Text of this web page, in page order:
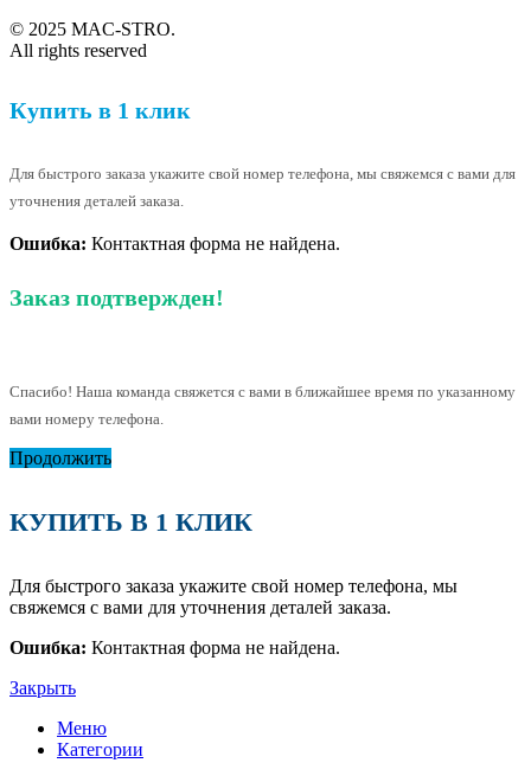
© 2025 MAC-STRO.
All rights reserved
Купить в 1 клик
Для быстрого заказа укажите свой номер телефона, мы свяжемся с вами для
уточнения деталей заказа.
Ошибка: Контактная форма не найдена.
Заказ подтвержден!
Спасибо! Наша команда свяжется с вами в ближайшее время по указанному
вами номеру телефона.
Продолжить
КУПИТЬ В 1 КЛИК
Для быстрого заказа укажите свой номер телефона, мы
свяжемся с вами для уточнения деталей заказа.
Ошибка: Контактная форма не найдена.
Закрыть
Меню
Категории